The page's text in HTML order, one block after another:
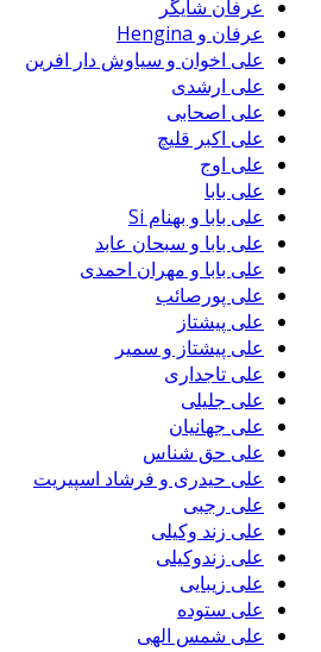
عرفان شایگر
عرفان و Hengina
علی اخوان و سیاوش دار افرین
علی ارشدی
علی اصحابی
علی اکبر قلیچ
علی اوج
علی بابا
علی بابا و بهنام Si
علی بابا و سبحان عابد
علی بابا و مهران احمدی
علی پورصائب
علی پیشتاز
علی پیشتاز و سمیر
علی تاجداری
علی جلیلی
علی جهانیان
علی حق شناس
علی حیدری و فرشاد اسپیریت
علی رجبی
علی زند وکیلی
علی زندوکیلی
علی زیبایی
علی ستوده
علی شمس الهی